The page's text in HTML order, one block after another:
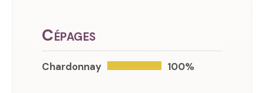
Cépages
Chardonnay 100%